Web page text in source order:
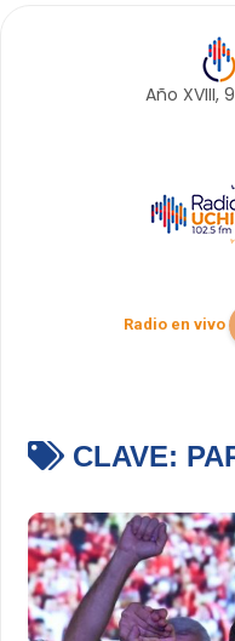
Año XVIII,
Radio en vivo
CLAVE: